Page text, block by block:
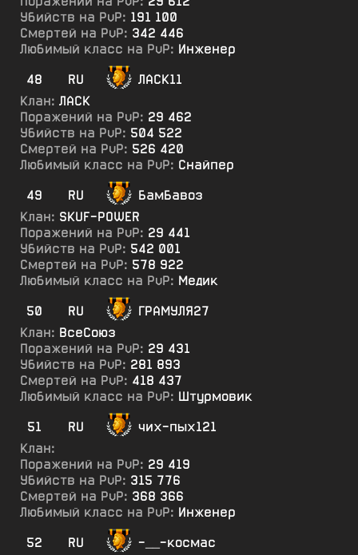
Убийств на PvP: 191 100
Смертей на PvP: 342 446
Любимый класс на PvP: Инженер
48
RU
ЛАСК11
Клан: ЛАСК
Поражений на PvP: 29 462
Убийств на PvP: 504 522
Смертей на PvP: 526 420
Любимый класс на PvP: Снайпер
49
RU
БамБавоз
Клан: SKUF-POWER
Поражений на PvP: 29 441
Убийств на PvP: 542 001
Смертей на PvP: 578 922
Любимый класс на PvP: Медик
50
RU
ГРАМУЛЯ27
Клан: ВсеСоюз
Поражений на PvP: 29 431
Убийств на PvP: 281 893
Смертей на PvP: 418 437
Любимый класс на PvP: Штурмовик
51
RU
чих-пых121
Клан:
Поражений на PvP: 29 419
Убийств на PvP: 315 776
Смертей на PvP: 368 366
Любимый класс на PvP: Инженер
52
RU
-__-космас